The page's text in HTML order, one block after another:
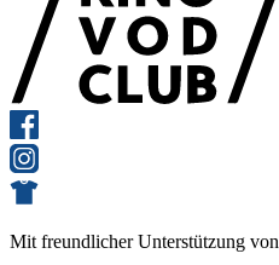
Mit freundlicher Unterstützung von